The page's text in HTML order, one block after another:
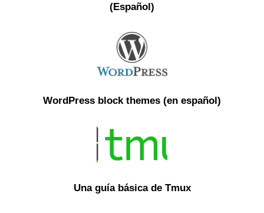
(Español)
WordPress block themes (en español)
Una guía básica de Tmux